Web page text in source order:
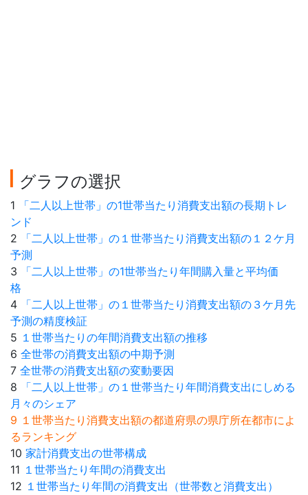
グラフの選択
1
「二人以上世帯」の1世帯当たり消費支出額の長期トレ
ンド
2
「二人以上世帯」の１世帯当たり消費支出額の１２ケ月
予測
3
「二人以上世帯」の1世帯当たり年間購入量と平均価
格
4
「二人以上世帯」の１世帯当たり消費支出額の３ケ月先
予測の精度検証
5 １世帯当たりの年間消費支出額の推移
6 全世帯の消費支出額の中期予測
7 全世帯の消費支出額の変動要因
8
「二人以上世帯」の１世帯当たり年間消費支出にしめる
月々のシェア
9 １世帯当たり消費支出額の都道府県の県庁所在都市によ
るランキング
10 家計消費支出の世帯構成
11 １世帯当たり年間の消費支出
12 １世帯当たり年間の消費支出（世帯数と消費支出）